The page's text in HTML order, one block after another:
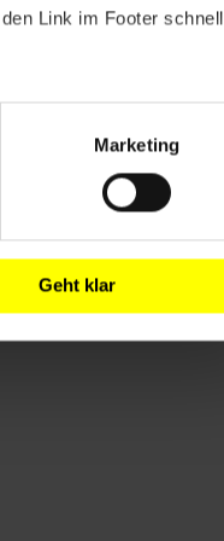
Link im Footer schnell
Marketing
Geht klar